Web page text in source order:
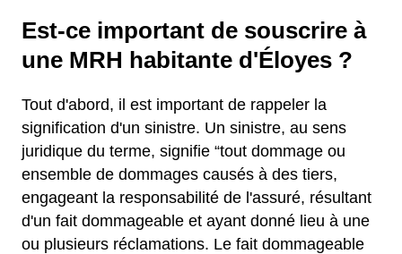
Est-ce important de souscrire à
une MRH habitante d'Éloyes ?
Tout d'abord, il est important de rappeler la
signification d'un sinistre. Un sinistre, au sens
juridique du terme, signifie “tout dommage ou
ensemble de dommages causés à des tiers,
engageant la responsabilité de l'assuré, résultant
d'un fait dommageable et ayant donné lieu à une
ou plusieurs réclamations. Le fait dommageable